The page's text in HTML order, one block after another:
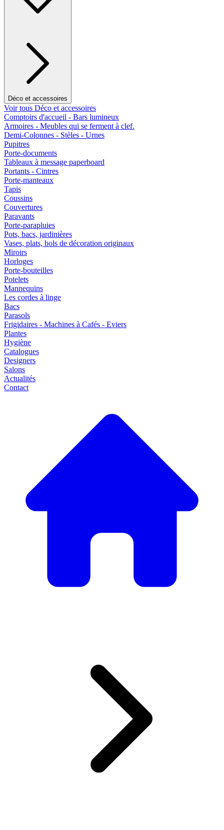
Déco et accessoires
Voir tous Déco et accessoires
Comptoirs d'accueil - Bars lumineux
Armoires - Meubles qui se ferment à clef.
Demi-Colonnes - Stèles - Urnes
Pupitres
Porte-documents
Tableaux à message paperboard
Portants - Cintres
Porte-manteaux
Tapis
Coussins
Couvertures
Paravants
Porte-parapluies
Pots, bacs, jardinières
Vases, plats, bols de décoration originaux
Miroirs
Horloges
Porte-bouteilles
Potelets
Mannequins
Les cordes à linge
Bacs
Parasols
Frigidaires - Machines à Cafés - Eviers
Plantes
Hygiène
Catalogues
Designers
Salons
Actualités
Contact